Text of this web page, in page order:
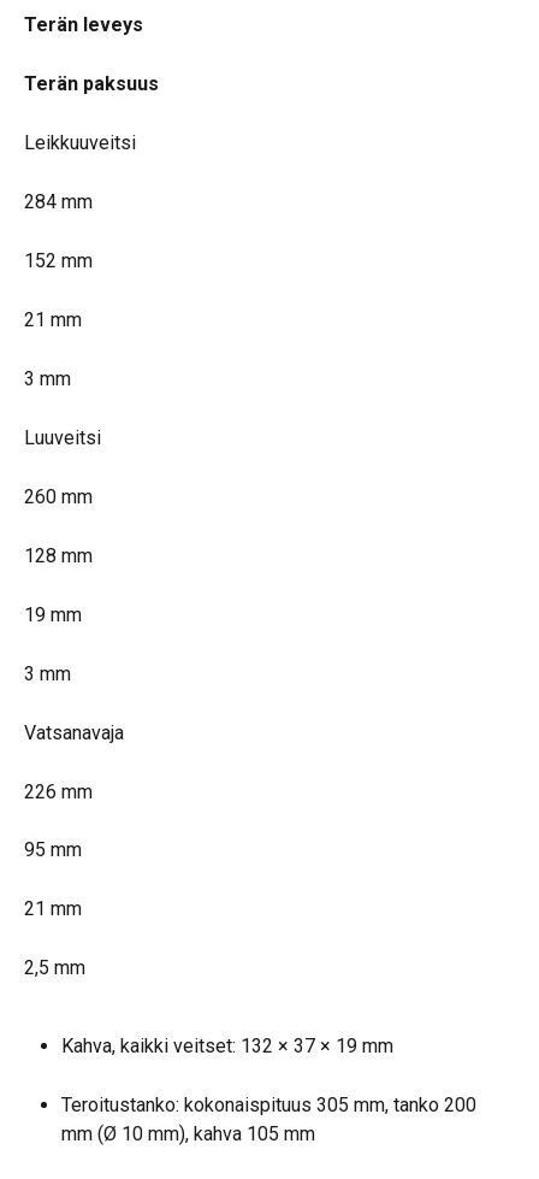
Terän leveys
Terän paksuus
Leikkuuveitsi
284 mm
152 mm
21 mm
3 mm
Luuveitsi
260 mm
128 mm
19 mm
3 mm
Vatsanavaja
226 mm
95 mm
21 mm
2,5 mm
Kahva, kaikki veitset: 132 × 37 × 19 mm
Teroitustanko: kokonaispituus 305 mm, tanko 200
mm (Ø 10 mm), kahva 105 mm